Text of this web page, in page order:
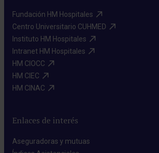
Fundación HM Hospitales​
Centro Universitario CUHMED​
Instituto HM Hospitales​
Intranet HM Hospitales​
HM CIOCC​
HM CIEC​
HM CINAC​
Enlaces de interés
Aseguradoras y mutuas​